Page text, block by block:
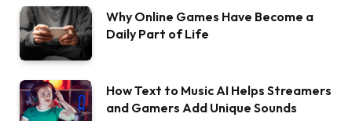
Why Online Games Have Become a
Daily Part of Life
How Text to Music AI Helps Streamers
and Gamers Add Unique Sounds